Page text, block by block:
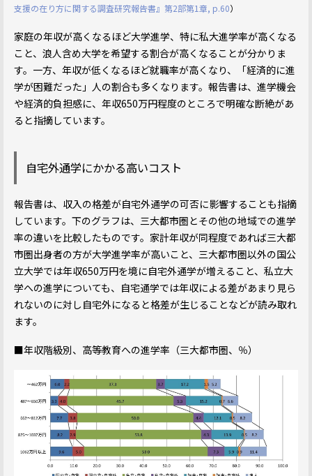
支援の在り方に関する調査研究報告書』第2部第1章, p.60）
家庭の年収が高くなるほど大学進学、特に私大進学率が高くなる
こと、浪人含め大学を希望する割合が高くなることが分かりま
す。一方、年収が低くなるほど就職率が高くなり、「経済的に進
学が困難だった」人の割合も多くなります。報告書は、進学機会
や経済的負担感に、年収650万円程度のところで明確な断絶があ
ると指摘しています。
自宅外通学にかかる高いコスト
報告書は、収入の格差が自宅外通学の可否に影響することも指摘
しています。下のグラフは、三大都市圏とその他の地域での進学
率の違いを比較したものです。家計年収が同程度であれば三大都
市圏出身者の方が大学進学率が高いこと、三大都市圏以外の国公
立大学では年収650万円を境に自宅外通学が増えること、私立大
学への進学についても、自宅通学では年収による差があまり見ら
れないのに対し自宅外になると格差が生じることなどが読み取れ
ます。
■年収階級別、高等教育への進学率（三大都市圏、％）